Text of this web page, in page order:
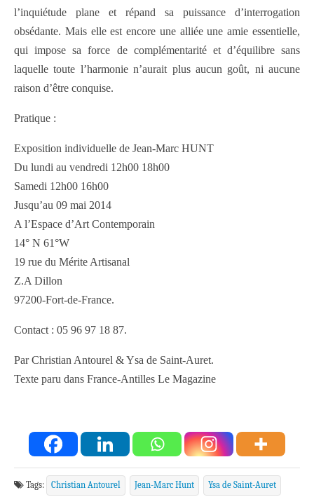
l’inquiétude plane et répand sa puissance d’interrogation
obsédante. Mais elle est encore une alliée une amie essentielle,
qui impose sa force de complémentarité et d’équilibre sans
laquelle toute l’harmonie n’aurait plus aucun goût, ni aucune
raison d’être conquise.
Pratique :
Exposition individuelle de Jean-Marc HUNT
Du lundi au vendredi 12h00 18h00
Samedi 12h00 16h00
Jusqu’au 09 mai 2014
A l’Espace d’Art Contemporain
14° N 61°W
19 rue du Mérite Artisanal
Z.A Dillon
97200-Fort-de-France.
Contact : 05 96 97 18 87.
Par Christian Antourel & Ysa de Saint-Auret.
Texte paru dans France-Antilles Le Magazine
Tags: Christian Antourel Jean-Marc Hunt Ysa de Saint-Auret